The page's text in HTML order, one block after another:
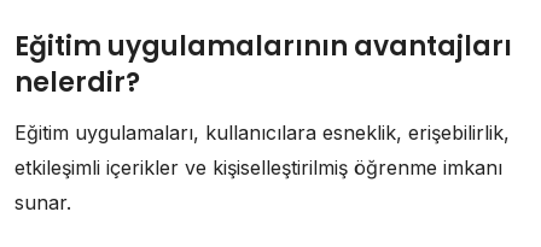
Eğitim uygulamalarının avantajları
nelerdir?
Eğitim uygulamaları, kullanıcılara esneklik, erişebilirlik,
etkileşimli içerikler ve kişiselleştirilmiş öğrenme imkanı
sunar.